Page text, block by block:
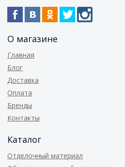
О магазине
Главная
Блог
Доставка
Оплата
Бренды
Контакты
Каталог
Отделочный материал